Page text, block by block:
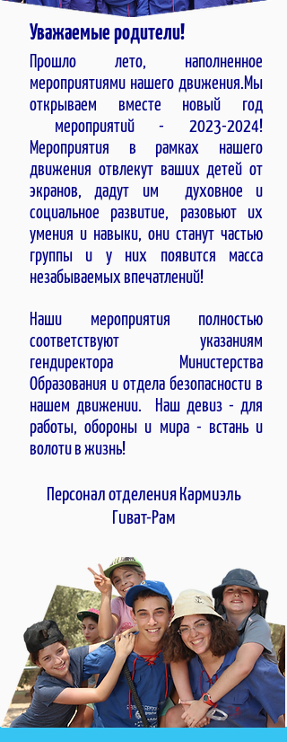
Уважаемые родители!
Прошло лето, наполненное
мероприятиями нашего движения.Мы
открываем вместе новый год
мероприятий - 2023-2024!
Мероприятия в рамках нашего
движения отвлекут ваших детей от
экранов, дадут им духовное и
социальное развитие, разовьют их
умения и навыки, они станут частью
группы и у них появится масса
незабываемых впечатлений!
Наши мероприятия полностью
соответствуют указаниям
гендиректора Министерства
Образования и отдела безопасности в
нашем движении. Наш девиз - для
работы, обороны и мира - встань и
волоти в жизнь!
Персонал отделения Кармиэль
Гиват-Рам